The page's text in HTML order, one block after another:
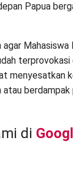
Papua
Mahasiswa
menyesatkan
di